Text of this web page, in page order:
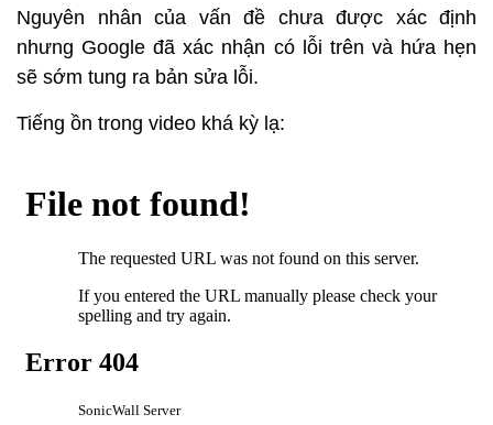
Nguyên nhân của vấn đề chưa được xác định
nhưng Google đã xác nhận có lỗi trên và hứa hẹn
sẽ sớm tung ra bản sửa lỗi.
Tiếng ồn trong video khá kỳ lạ: